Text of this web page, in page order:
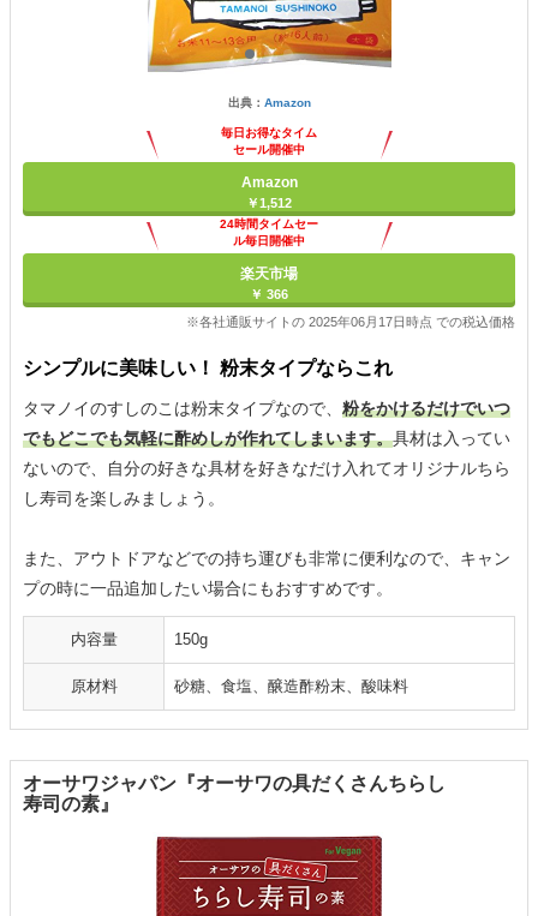
出典： Amazon
毎日お得なタイム
セール開催中
Amazon
￥1,512
24時間タイムセー
ル毎日開催中
楽天市場
￥ 366
※各社通販サイトの 2025年06月17日時点 での税込価格
シンプルに美味しい！ 粉末タイプならこれ
タマノイのすしのこは粉末タイプなので、 粉をかけるだけでいつ
でもどこでも気軽に酢めしが作れてしまいます。具材は入ってい
ないので、自分の好きな具材を好きなだけ入れてオリジナルちら
し寿司を楽しみましょう。
また、アウトドアなどでの持ち運びも非常に便利なので、キャン
プの時に一品追加したい場合にもおすすめです。
内容量 150g
原材料 砂糖、食塩、醸造酢粉末、酸味料
‎オーサワジャパン『オーサワの具だくさんちらし
寿司の素』